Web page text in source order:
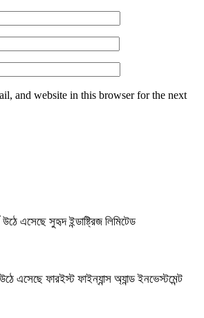
and website in this browser for the next
উঠে এসেছে সুহৃদ ইন্ডাষ্ট্রিজ লিমিটেড
এসেছে ফারইস্ট ফাইন্যান্স অ্যান্ড ইনভেস্টমেন্ট